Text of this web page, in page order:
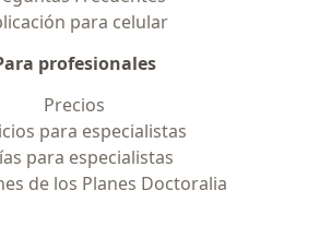
para celular
profesionales
Precios
para especialistas
para especialistas
de los Planes Doctoralia